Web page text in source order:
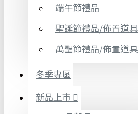
端午節禮品
聖誕節禮品/佈置道具
萬聖節禮品/佈置道具
冬季專區
新品上市